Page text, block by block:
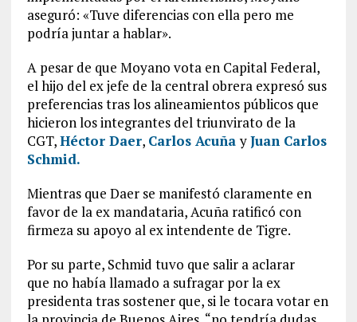
aseguró: «Tuve diferencias con ella pero me
podría juntar a hablar».
A pesar de que Moyano vota en Capital Federal,
el hijo del ex jefe de la central obrera expresó sus
preferencias tras los alineamientos públicos que
hicieron los integrantes del triunvirato de la
CGT,Héctor Daer, Carlos AcuñayJuan Carlos
Schmid.
Mientras que Daer se manifestó claramente en
favor de la ex mandataria, Acuña ratificó con
firmeza su apoyo al ex intendente de Tigre.
Por su parte, Schmid tuvo que salir a aclarar
que no había llamado a sufragar por la ex
presidenta tras sostener que, si le tocara votar en